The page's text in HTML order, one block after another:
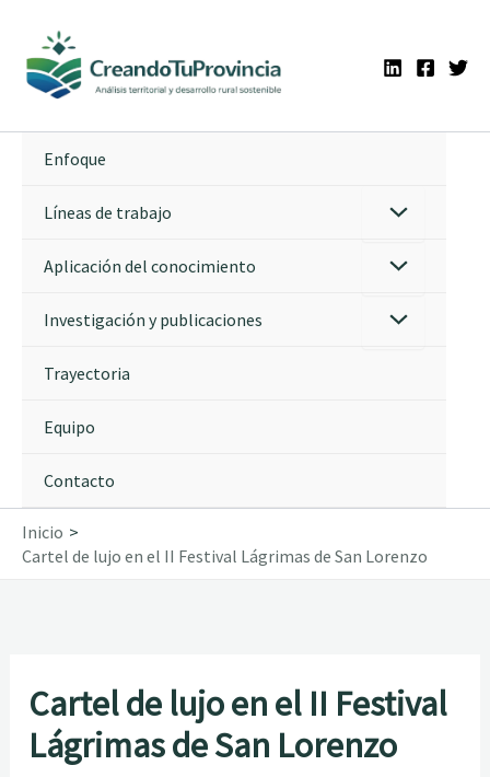
contenido
Enfoque
Líneas de trabajo
Aplicación del conocimiento
Investigación y publicaciones
Trayectoria
Equipo
Contacto
Inicio
Cartel de lujo en el II Festival Lágrimas de San Lorenzo
Cartel de lujo en el II Festival
Lágrimas de San Lorenzo